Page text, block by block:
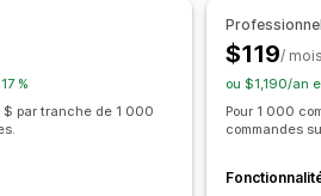
des données
Transactions
Versements
en temps réel
%
$ par tranche de 1 000
$119/
ou $1,190/an
Pour 1 000
commandes